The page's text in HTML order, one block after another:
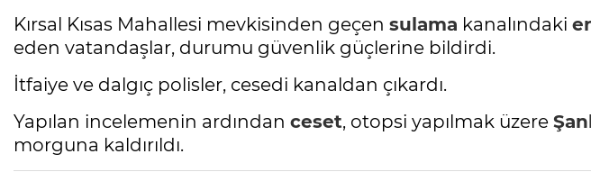
Kırsal Kısas Mahallesi mevkisinden geçen sulama kanalındaki
eden vatandaşlar, durumu güvenlik güçlerine bildirdi.
İtfaiye ve dalgıç polisler, cesedi kanaldan çıkardı.
Yapılan incelemenin ardından ceset, otopsi yapılmak üzere
morguna kaldırıldı.